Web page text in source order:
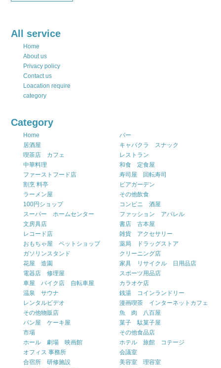
All service
Home
About us
Privacy policy
Contact us
Loacation require
category
Category
Home
バー
居酒屋
キャバクラ スナック
喫茶店 カフェ
レストラン
中華料理
和食 定食屋
ファーストフード店
寿司屋 回転寿司
割烹 料亭
ビアガーデン
ラーメン屋
その他飲食
100円ショップ
コンビニ 酒屋
スーパー ホームセンター
ファッション アパレル
文房具店
書店 古本屋
レコード店
雑貨 アクセサリー
おもちゃ屋 ペットショップ
薬局 ドラッグストア
ガソリンスタンド
クリーニング店
花屋 造園
家具 リサイクル 日用品店
電器店 修理屋
スポーツ用品店
車屋 バイク店 自転車屋
カラオケ店
温泉 サウナ
銭湯 コインランドリー
レンタルビデオ
漫画喫茶 インターネットカフェ
その他物販店
魚 肉 八百屋
パン屋 ケーキ屋
菓子 駄菓子屋
市場
その他食品店
ホール 劇場 映画館
ホテル 旅館 コテージ
オフィス 事務所
会議室
合宿所 研修施設
美容室 理容室